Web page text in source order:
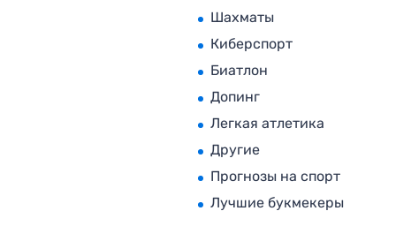
Шахматы
Киберспорт
Биатлон
Допинг
Легкая атлетика
Другие
Прогнозы на спорт
Лучшие букмекеры